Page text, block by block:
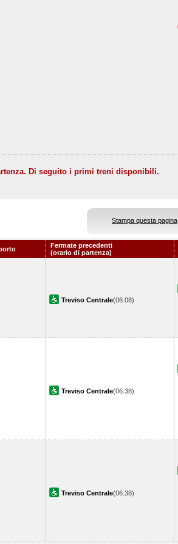
Di seguito i primi treni disponibili.
Stampa questa pagina
Fermate precedenti
(orario di partenza)
Treviso Centrale(06.08)
Treviso Centrale(06.38)
Treviso Centrale(06.38)